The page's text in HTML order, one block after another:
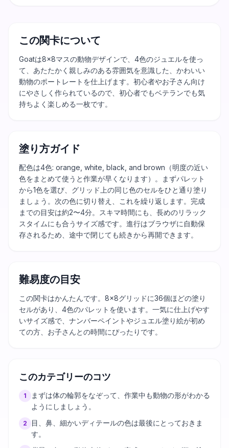
この関卡について
Goatは8×8マスの動物デザインで、4色のジュエルを使っ
て、あたたかく親しみのある雰囲気を意識した、かわいい
動物のポートレートを仕上げます。初心者やお子さん向け
にやさしく作られているので、初心者でもベテランでも気
持ちよく楽しめる一枚です。
塗り方ガイド
配色は4色: orange, white, black, and brown（明度の近い
色をまとめて使うと作業が早くなります）。まずパレット
から1色を選び、グリッド上の同じ色のセルをひと通り塗り
ましょう。次の色に切り替え、これを繰り返します。完成
までの目安は約2〜4分。スキマ時間にも、長めのリラック
スタイムにも合うサイズ感です。進行はブラウザに自動保
存されるため、途中で閉じても続きから再開できます。
難易度の目安
この関卡はかんたんです。8×8グリッドに36個ほどの塗り
セルがあり、4色のパレットを使います。一気に仕上げやす
いサイズ感で、ナンバーペイントやジュエル塗り絵が初め
ての方、お子さんとの時間にぴったりです。
このカテゴリーのコツ
1
まずは体の輪郭をなぞって、作業中も動物の形がわかる
ようにしましょう。
2
目、鼻、細かいディテールの色は最後にとっておきま
す。